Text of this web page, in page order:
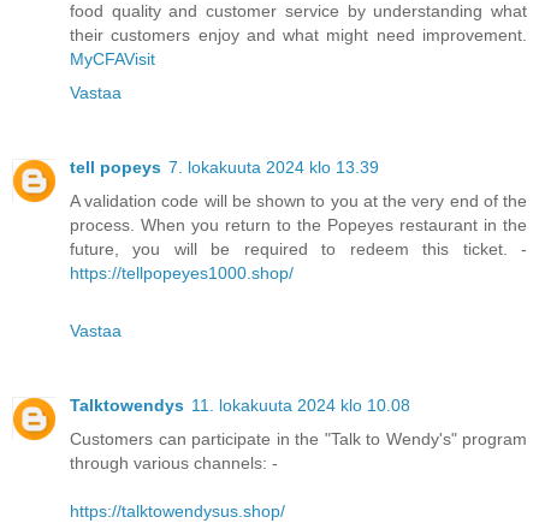
food quality and customer service by understanding what
their customers enjoy and what might need improvement.
MyCFAVisit
Vastaa
tell popeys 7. lokakuuta 2024 klo 13.39
A validation code will be shown to you at the very end of the
process. When you return to the Popeyes restaurant in the
future, you will be required to redeem this ticket. -
https://tellpopeyes1000.shop/
Vastaa
Talktowendys 11. lokakuuta 2024 klo 10.08
Customers can participate in the "Talk to Wendy's" program
through various channels: -
https://talktowendysus.shop/